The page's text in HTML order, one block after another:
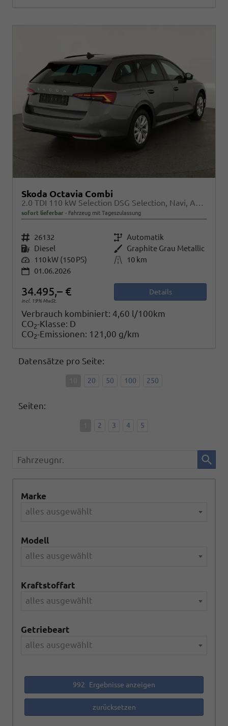
Skoda Octavia Combi
2.0 TDI 110 kW Selection DSG Selection, Navi, AHK, el. Klappe, 5-J Garantie
sofort lieferbar Fahrzeug mit Tageszulassung
Fahrzeugnr. 26132 Getriebe Automatik
Kraftstoff Diesel Außenfarbe Graphite Grau Metallic
Leistung 110 kW (150 PS) Kilometerstand
10 km
01.06.2026
34.495,– €
incl. 19% MwSt.
Details
Verbrauch kombiniert: 4,60 l/100km
CO2-Klasse: D
CO2-Emissionen: 121,00 g/km
Datensätze pro Seite:
20 50 100 250
Seiten:
2 3 4 5
Fahrzeugnr.
Marke
alles ausgewählt
Modell
alles ausgewählt
Kraftstoffart
alles ausgewählt
Getriebeart
alles ausgewählt
992 Ergebnisse anzeigen
zurücksetzen